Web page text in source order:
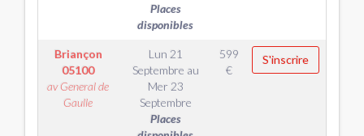
Places
disponibles
Briançon
05100
av General de
Gaulle
Lun 21
Septembre au
Mer 23
Septembre
Places
599
€
S'inscrire